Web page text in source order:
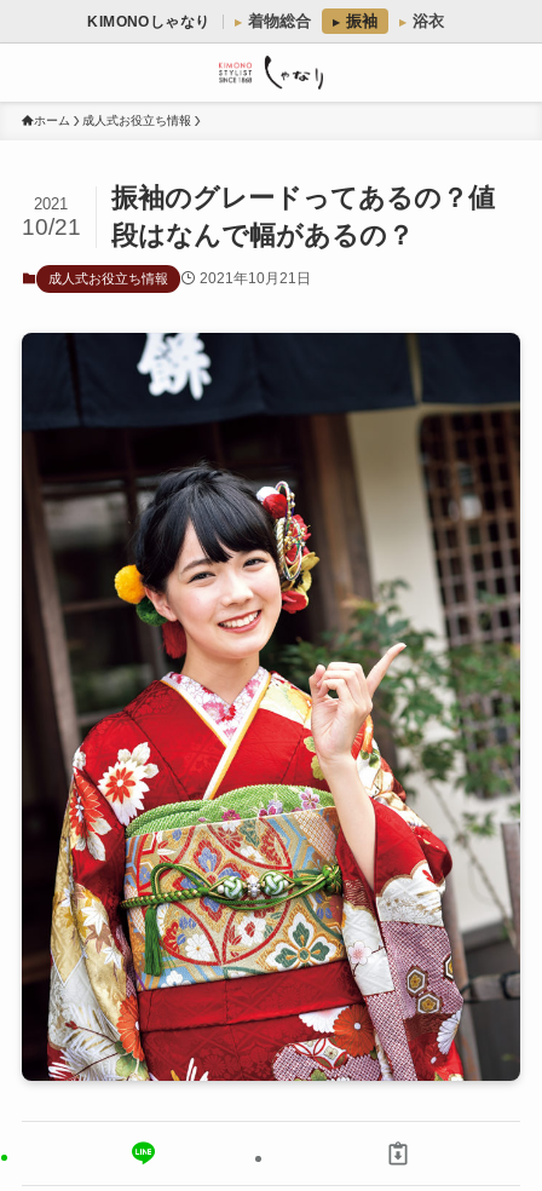
KIMONOしゃなり 着物総合 振袖 浴衣
ホーム 成人式お役立ち情報
振袖のグレードってあるの？値
段はなんで幅があるの？
2021
10/21
成人式お役立ち情報 2021年10月21日